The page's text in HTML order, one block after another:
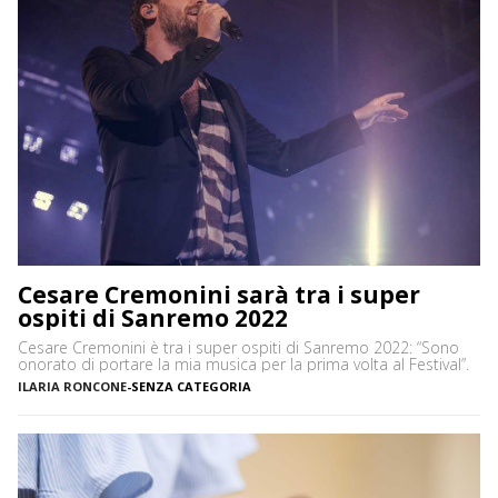
Cesare Cremonini sarà tra i super
ospiti di Sanremo 2022
Cesare Cremonini è tra i super ospiti di Sanremo 2022: “Sono
onorato di portare la mia musica per la prima volta al Festival”.
ILARIA RONCONE-SENZA CATEGORIA